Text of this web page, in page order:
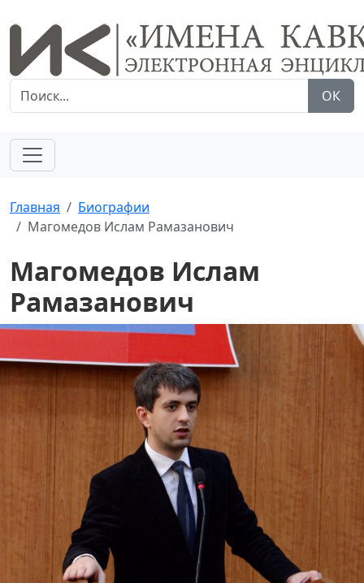
ОК
Главная
Биографии
Магомедов Ислам Рамазанович
Магомедов Ислам
Рамазанович